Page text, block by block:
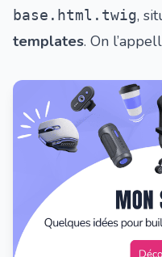
base.html.twig,
templates. On